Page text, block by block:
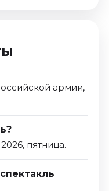
армии,
пятница.